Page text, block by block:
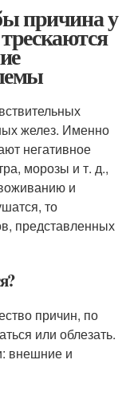
причина у
желез. Именно
негативное
морозы и т. д.,
и
то
представленных
причин, по
или облезать.
внешние и